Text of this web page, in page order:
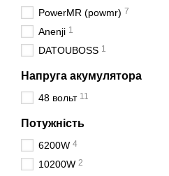
PowerMR (powmr) 7
Anenji 1
DATOUBOSS 1
Напруга акумулятора
48 вольт 11
Потужність
6200W 4
10200W 2